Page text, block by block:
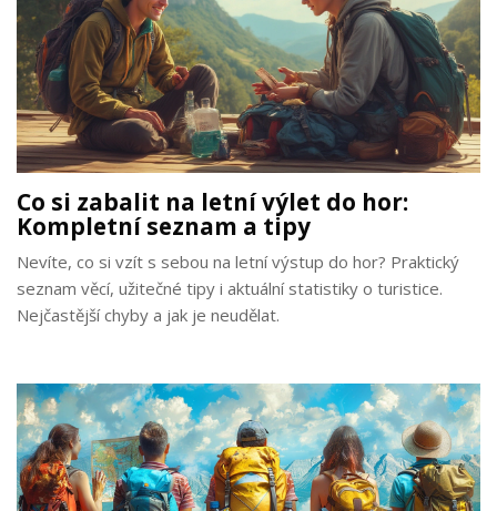
Co si zabalit na letní výlet do hor:
Kompletní seznam a tipy
Nevíte, co si vzít s sebou na letní výstup do hor? Praktický
seznam věcí, užitečné tipy i aktuální statistiky o turistice.
Nejčastější chyby a jak je neudělat.